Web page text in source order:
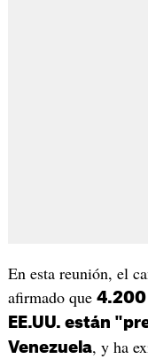
En esta reunión, el
afirmado que 4.200
EE.UU. están
Venezuela, y ha